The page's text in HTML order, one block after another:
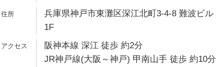
兵庫県神戸市東灘区深江北町3-4-8 難波ビル
1F
阪神本線 深江 徒歩 約2分
JR神戸線(大阪～神戸) 甲南山手 徒歩 約10分